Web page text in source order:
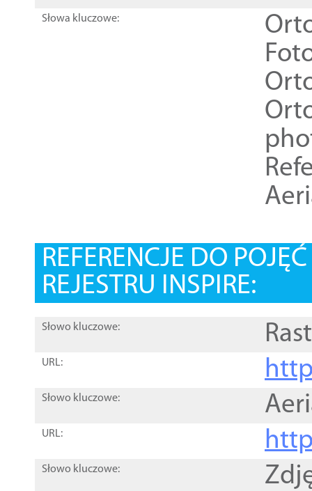
Słowa kluczowe:
REFERENCJE DO
REJESTRU INSPIRE:
Słowo kluczowe:
URL:
Słowo kluczowe:
URL:
Słowo kluczowe: